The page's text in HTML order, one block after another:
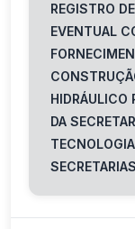
REGISTRO
EVENTUAL
HIDRÁULICO
DA